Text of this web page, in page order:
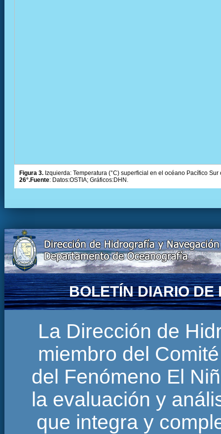
Figura 3. Izquierda: Temperatura (°C) superficial en el océano Pacífico
26°.Fuente: Datos:OSTIA; Gráficos:DHN.
BOLETÍN DIARIO DE
La Dirección de
miembro del
del Fenómeno El
la evaluación y
que integra y